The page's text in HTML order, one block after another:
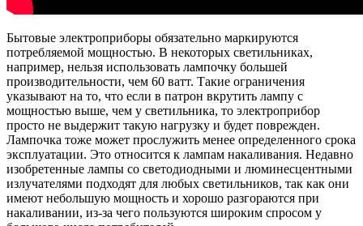
Бытовые электроприборы обязательно маркируются
потребляемой мощностью. В некоторых светильниках,
например, нельзя использовать лампочку большей
производительности, чем 60 ватт. Такие ограничения
указывают на то, что если в патрон вкрутить лампу с
мощностью выше, чем у светильника, то электроприбор
просто не выдержит такую нагрузку и будет поврежден.
Лампочка тоже может прослужить менее определенного срока
эксплуатации. Это относится к лампам накаливания. Недавно
изобретенные лампы со светодиодными и люминесцентными
излучателями подходят для любых светильников, так как они
имеют небольшую мощность и хорошо разгораются при
накаливании, из-за чего пользуются широким спросом у